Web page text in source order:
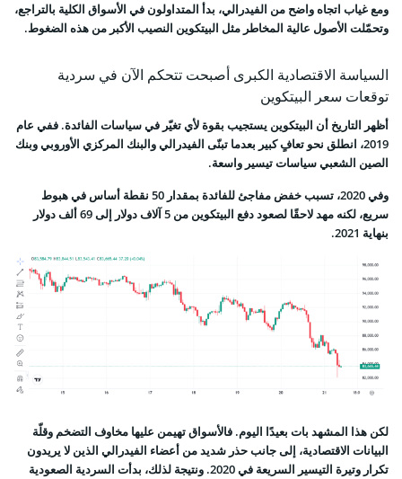
ومع غياب اتجاه واضح من الفيدرالي، بدأ المتداولون في الأسواق الكلية بالتراجع،
وتحمّلت الأصول عالية المخاطر مثل البيتكوين النصيب الأكبر من هذه الضغوط.
السياسة الاقتصادية الكبرى أصبحت تتحكم الآن في سردية
توقعات سعر البيتكوين
أظهر التاريخ أن البيتكوين يستجيب بقوة لأي تغيّر في سياسات الفائدة. ففي عام
2019، انطلق نحو تعافٍ كبير بعدما تبنّى الفيدرالي والبنك المركزي الأوروبي وبنك
الصين الشعبي سياسات تيسير واسعة.
وفي 2020، تسبب خفض مفاجئ للفائدة بمقدار 50 نقطة أساس في هبوط
سريع، لكنه مهد لاحقًا لصعود دفع البيتكوين من 5 آلاف دولار إلى 69 ألف دولار
بنهاية 2021.
لكن هذا المشهد بات بعيدًا اليوم. فالأسواق تهيمن عليها مخاوف التضخم وقلّة
البيانات الاقتصادية، إلى جانب حذر شديد من أعضاء الفيدرالي الذين لا يريدون
تكرار وتيرة التيسير السريعة في 2020. ونتيجة لذلك، بدأت السردية الصعودية